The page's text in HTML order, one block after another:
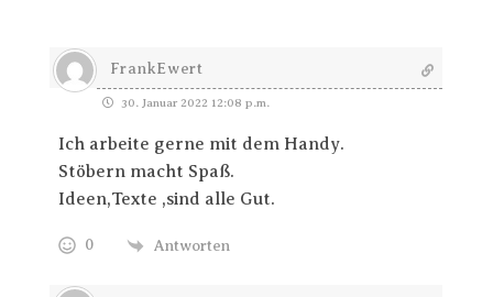
FrankEwert
30. Januar 2022 12:08 p.m.
Ich arbeite gerne mit dem Handy.
Stöbern macht Spaß.
Ideen,Texte ,sind alle Gut.
0 Antworten